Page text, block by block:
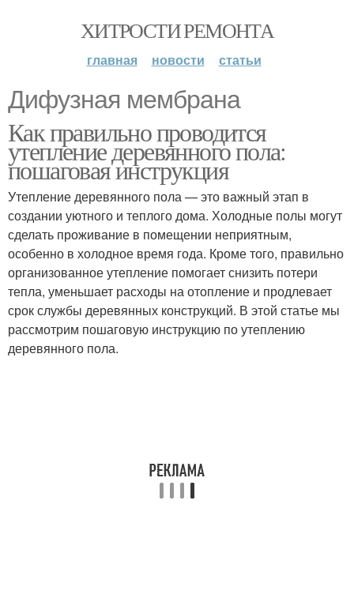
ХИТРОСТИ РЕМОНТА
главная новости статьи
Дифузная мембрана
Как правильно проводится
утепление деревянного пола:
пошаговая инструкция
Утепление деревянного пола — это важный этап в
создании уютного и теплого дома. Холодные полы могут
сделать проживание в помещении неприятным,
особенно в холодное время года. Кроме того, правильно
организованное утепление помогает снизить потери
тепла, уменьшает расходы на отопление и продлевает
срок службы деревянных конструкций. В этой статье мы
рассмотрим пошаговую инструкцию по утеплению
деревянного пола.